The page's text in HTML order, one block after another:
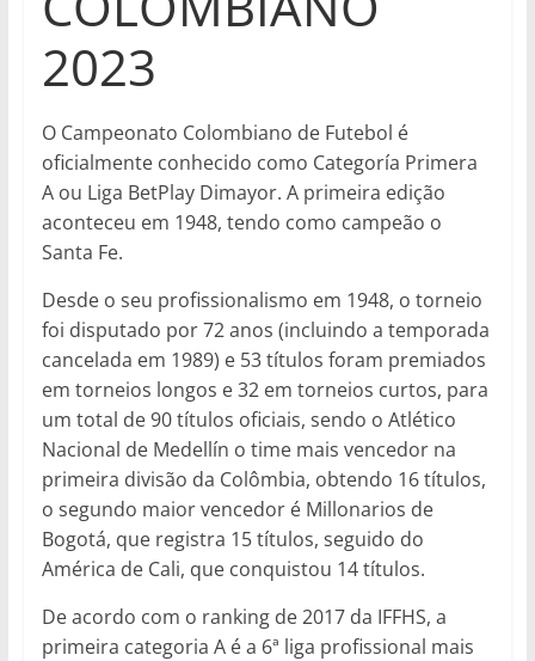
2023
O Campeonato Colombiano de Futebol é
oficialmente conhecido como Categoría Primera
A ou Liga BetPlay Dimayor. A primeira edição
aconteceu em 1948, tendo como campeão o
Santa Fe.
Desde o seu profissionalismo em 1948, o torneio
foi disputado por 72 anos (incluindo a temporada
cancelada em 1989) e 53 títulos foram premiados
em torneios longos e 32 em torneios curtos, para
um total de 90 títulos oficiais, sendo o Atlético
Nacional de Medellín o time mais vencedor na
primeira divisão da Colômbia, obtendo 16 títulos,
o segundo maior vencedor é Millonarios de
Bogotá, que registra 15 títulos, seguido do
América de Cali, que conquistou 14 títulos.
De acordo com o ranking de 2017 da IFFHS, a
primeira categoria A é a 6ª liga profissional mais